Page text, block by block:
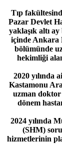
Tıp
Pazar Devlet
yaklaşık altı
içinde Ankara
bölümünde
hekimliği
2020 yılında
Kastamonu
uzman doktor
dönem
2024 yılında
(SHM)
hizmetlerinin